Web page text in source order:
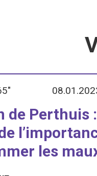
de Perthuis
les